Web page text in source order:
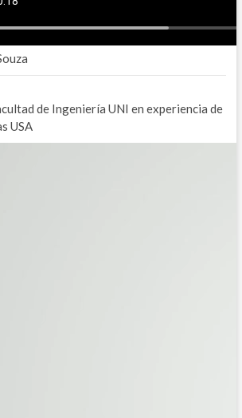
de Ingeniería UNI en experiencia de
USA